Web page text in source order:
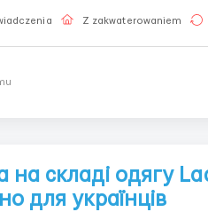
Z zakwaterowaniem
на складі одягу
для українців